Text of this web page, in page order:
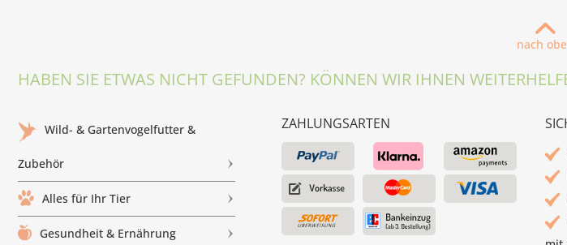
nach
HABEN SIE ETWAS NICHT GEFUNDEN? KÖNNEN WIR IHNEN
Wild- & Gartenvogelfutter &
Zubehör
Alles für Ihr Tier
Gesundheit & Ernährung
ZAHLUNGSARTEN